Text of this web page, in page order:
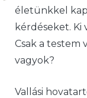
életünkkel
kérdéseket. Ki
Csak a testem
vagyok?
Vallási